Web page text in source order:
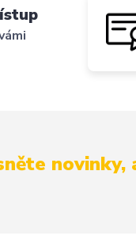
novinky,